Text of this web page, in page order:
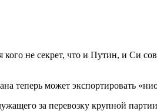
не секрет, что и Путин, и Си
теперь может экспортировать
за перевозку крупной